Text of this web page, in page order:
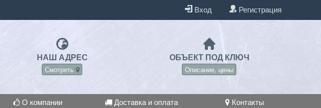
Вход Регистрация
НАШ АДРЕС
Смотреть
ОБЪЕКТ ПОД КЛЮЧ
Описание, цены
О компании Доставка и оплата
Контакты